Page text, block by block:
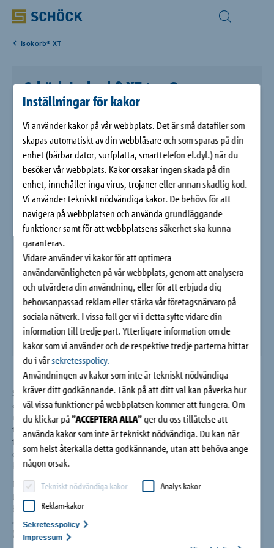
Inställningar för kakor
Vi använder kakor på vår webbplats. Det är små datafiler som
skapas automatiskt av din webbläsare och som sparas på din
enhet (bärbar dator, surfplatta, smarttelefon el.dyl.) när du
besöker vår webbplats. Kakor orsakar ingen skada på din
enhet, innehåller inga virus, trojaner eller annan skadlig kod.
Vi använder tekniskt nödvändiga kakor. De behövs för att
navigera på webbplatsen och använda grundläggande
funktioner samt för att webbplatsens säkerhet ska kunna
garanteras.
Vidare använder vi kakor för att optimera
användarvänligheten på vår webbplats, genom att analysera
och utvärdera din användning, eller för att erbjuda dig
behovsanpassad reklam eller stärka vår företagsnärvaro på
sociala nätverk. I vissa fall ger vi i detta syfte vidare din
information till tredje part. Ytterligare information om de
kakor som vi använder och de respektive tredje parterna hittar
du i vårsekretesspolicy.
Användningen av kakor som inte är tekniskt nödvändiga
kräver ditt godkännande. Tänk på att ditt val kan påverka hur
väl vissa funktioner på webbplatsen kommer att fungera. Om
du klickar på”ACCEPTERA ALLA”ger du oss tillåtelse att
använda kakor som inte är tekniskt nödvändiga. Du kan när
som helst återkalla detta godkännande, utan att behöva ange
någon orsak.
Tekniskt nödvändiga kakor
Analys-kakor
Reklam-kakor
Sekretesspolicy
Impressum
Tillämpning
Produkter
Digitala lösningar
Download
Företag
Kontakt
Sweden (SE) Svenska
Isokorb® XT
Schöck Isokorb® XT typ Q
för brytning av termiska bryggor i stöttande balkonger och
loggior. Elementet är KOMO-certifierat och finns i
brandskyddande utförande (REI120). Schöck Isokorb® XT typ Q
överför (höga) tvärkrafter hos stöttande betongelement.
Schöck Isokorb® XT typ Q elementen är vidare optimerade för
att nå en ännu högre termisk isolering. Elementet har en 120
mm isolering från Neopor® och ett HTE-Compact®
tryckelement i ultrahög styrkebetong. Det nya HTE-Compact®
tryckelementet har en lägre värmeledning och en högre
draghållfasthet vilket har lett till bättre byggfysiska och
konstruktiva prestanda.
Elementet har dessutom certifierats av Passivhaus Institut i
Darmstadt (DE) som “passivhuscertifierat komponent” för
balkonganslutningar. Med Schöck Isokorb® XT typ Q kan
arkitekter och konstruktörer redan nu designa energineutralt
(EPC 0,0), utan att designfriheten påverkas.